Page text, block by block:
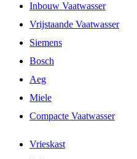
Inbouw Vaatwasser
Vrijstaande Vaatwasser
Siemens
Bosch
Aeg
Miele
Compacte Vaatwasser
Vrieskast